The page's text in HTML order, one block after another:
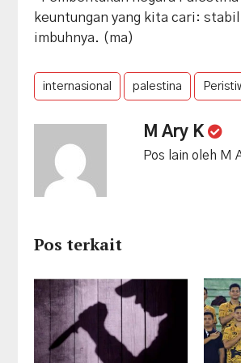
keuntungan yang kita cari:
imbuhnya. (ma)
internasional palestina
M Ary K
Pos lain oleh M
Pos terkait